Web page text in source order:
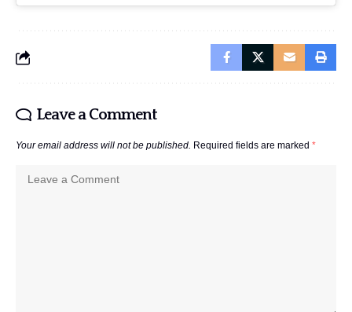
Leave a Comment
Your email address will not be published. Required fields are marked *